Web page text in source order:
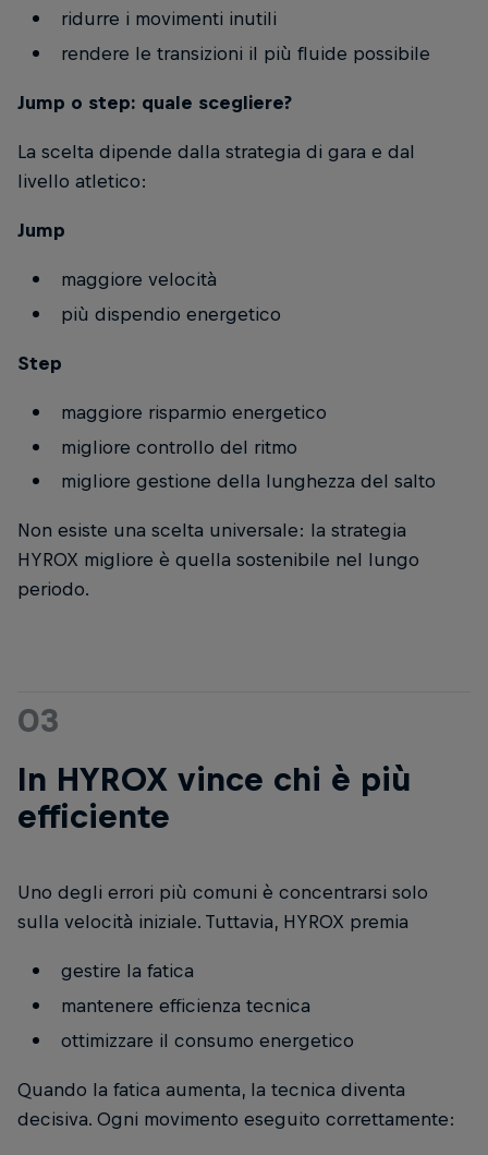
ridurre i movimenti inutili
rendere le transizioni il più fluide possibile
Jump o step: quale scegliere?
La scelta dipende dalla strategia di gara e dal
livello atletico:
Jump
maggiore velocità
più dispendio energetico
Step
maggiore risparmio energetico
migliore controllo del ritmo
migliore gestione della lunghezza del salto
Non esiste una scelta universale: la strategia
HYROX migliore è quella sostenibile nel lungo
periodo.
03
In HYROX vince chi è più
efficiente
Uno degli errori più comuni è concentrarsi solo
sulla velocità iniziale. Tuttavia, HYROX premia
gestire la fatica
mantenere efficienza tecnica
ottimizzare il consumo energetico
Quando la fatica aumenta, la tecnica diventa
decisiva. Ogni movimento eseguito correttamente: